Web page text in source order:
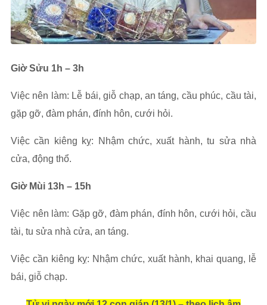
Giờ Sửu 1h – 3h
Việc nên làm: Lễ bái, giỗ chạp, an táng, cầu phúc, cầu tài,
gặp gỡ, đàm phán, đính hôn, cưới hỏi.
Việc cần kiêng kỵ: Nhậm chức, xuất hành, tu sửa nhà
cửa, động thổ.
Giờ Mùi 13h – 15h
Việc nên làm: Gặp gỡ, đàm phán, đính hôn, cưới hỏi, cầu
tài, tu sửa nhà cửa, an táng.
Việc cần kiêng kỵ: Nhậm chức, xuất hành, khai quang, lễ
bái, giỗ chạp.